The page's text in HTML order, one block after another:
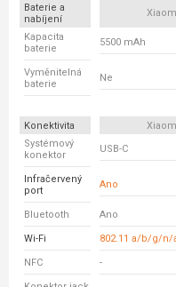
Baterie a
nabíjení
Kapacita
baterie
5500 mAh
Vyměnitelná
baterie
Ne
Konektivita
Systémový
konektor
USB-C
Infračervený
port
Ano
Bluetooth Ano
Wi-Fi 802.11 a/b/g/n/
NFC -